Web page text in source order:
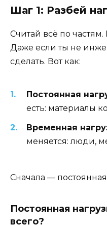
Шаг 1: Разбей
Считай всё по частям.
Даже если ты не
сделать. Вот как:
Постоянная
есть: материалы
Временная
меняется: люди,
Сначала —
Постоянная
всего?